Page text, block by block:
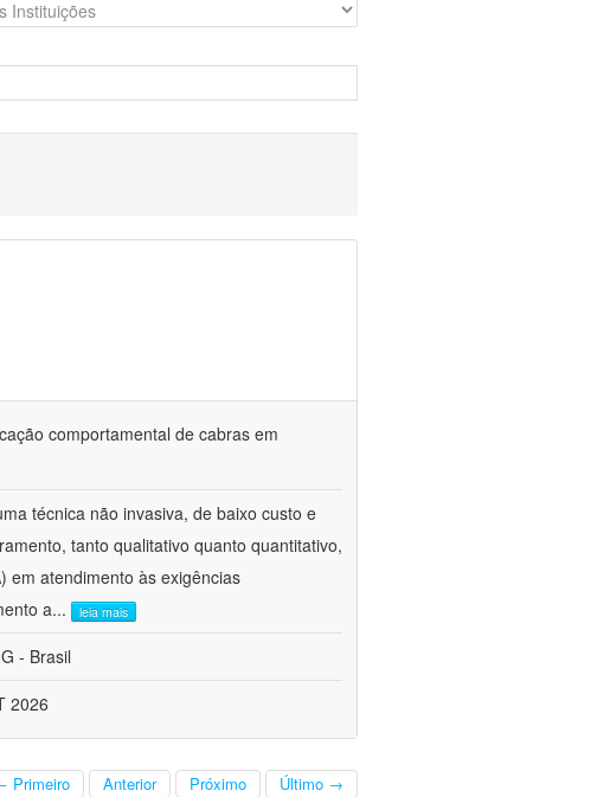
comportamental de cabras em
técnica não invasiva, de baixo custo e
tanto qualitativo quanto quantitativo,
em atendimento às exigências
a... leia mais
- Brasil
2026
Primeiro Anterior Próximo Último →